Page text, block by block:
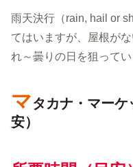
雨天決行（rain, hail or
てはいますが、屋根が
れ～曇りの日を狙ってい
マタカナ・マーケ
安）